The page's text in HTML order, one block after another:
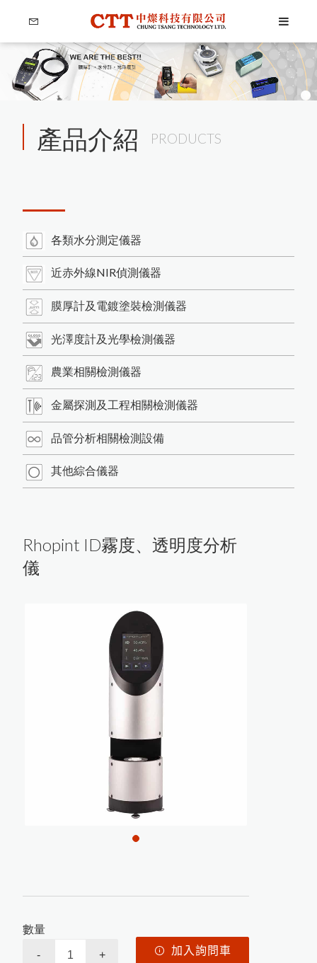
產品介紹 PRODUCTS
各類水分測定儀器
近赤外線NIR偵測儀器
膜厚計及電鍍塗裝檢測儀器
光澤度計及光學檢測儀器
農業相關檢測儀器
金屬探測及工程相關檢測儀器
品管分析相關檢測設備
其他綜合儀器
Rhopint ID霧度、透明度分析
儀
1
數量
- + 加入詢問車